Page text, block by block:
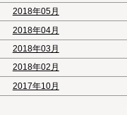
2018年05月
2018年04月
2018年03月
2018年02月
2017年10月